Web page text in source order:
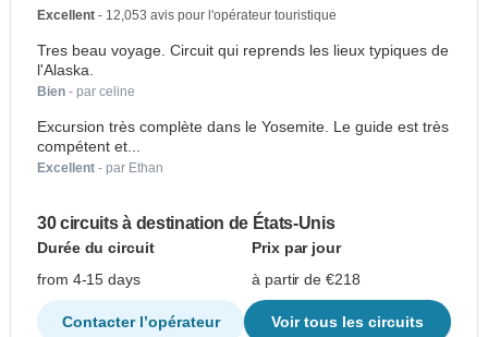
Excellent - 12,053 avis pour l'opérateur touristique
Tres beau voyage. Circuit qui reprends les lieux typiques de
l'Alaska.
Bien - par celine
Excursion très complète dans le Yosemite. Le guide est très
compétent et...
Excellent - par Ethan
30 circuits à destination de États-Unis
Durée du circuit
Prix par jour
from 4-15 days
à partir de €218
Contacter l’opérateur Voir tous les circuits